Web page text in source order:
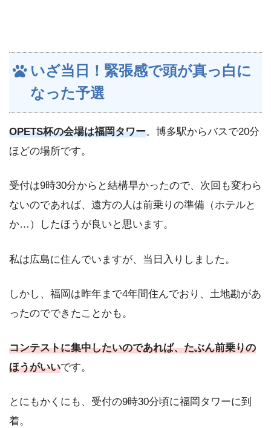
いざ当日！緊張感で頭が真っ白に
なった予選
OPETS杯の会場は福岡タワー。博多駅からバスで20分
ほどの場所です。
受付は9時30分からと結構早かったので、次回も変わら
ないのであれば、遠方の人は前乗りの準備（ホテルと
か…）したほうが良いと思います。
私は広島に住んでいますが、当日入りしました。
しかし、福岡は昨年まで4年間住んでおり、土地勘があ
ったのでできたことかも。
コンテストに集中したいのであれば、たぶん前乗りの
ほうがいいです。
とにもかくにも、受付の9時30分頃に福岡タワーに到
着。